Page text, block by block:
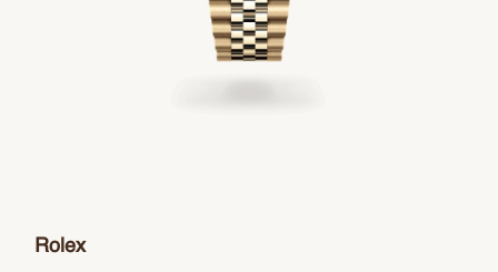
Rolex